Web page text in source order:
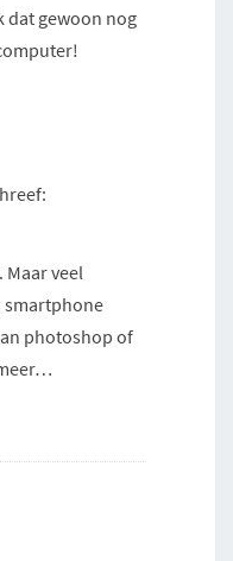
dat gewoon nog
veel
smartphone
photoshop of